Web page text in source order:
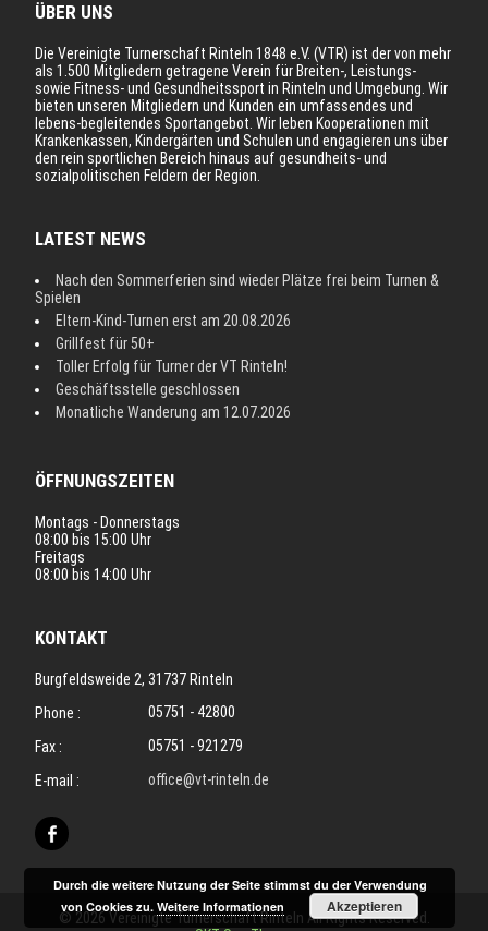
ÜBER UNS
Die Vereinigte Turnerschaft Rinteln 1848 e.V. (VTR) ist der von mehr
als 1.500 Mitgliedern getragene Verein für Breiten-, Leistungs-
sowie Fitness- und Gesundheitssport in Rinteln und Umgebung. Wir
bieten unseren Mitgliedern und Kunden ein umfassendes und
lebens-begleitendes Sportangebot. Wir leben Kooperationen mit
Krankenkassen, Kindergärten und Schulen und engagieren uns über
den rein sportlichen Bereich hinaus auf gesundheits- und
sozialpolitischen Feldern der Region.
LATEST NEWS
Nach den Sommerferien sind wieder Plätze frei beim Turnen &
Spielen
Eltern-Kind-Turnen erst am 20.08.2026
Grillfest für 50+
Toller Erfolg für Turner der VT Rinteln!
Geschäftsstelle geschlossen
Monatliche Wanderung am 12.07.2026
ÖFFNUNGSZEITEN
Montags - Donnerstags
08:00 bis 15:00 Uhr
Freitags
08:00 bis 14:00 Uhr
KONTAKT
Burgfeldsweide 2, 31737 Rinteln
Phone :
05751 - 42800
Fax :
05751 - 921279
E-mail :
office@vt-rinteln.de
© 2026 Vereinigte Turnerschaft Rinteln All Rights Reserved.
Durch die weitere Nutzung der Seite stimmst du der Verwendung
von Cookies zu.Weitere Informationen Akzeptieren